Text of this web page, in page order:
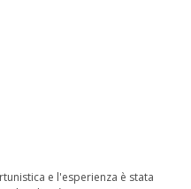
e l'esperienza è stata